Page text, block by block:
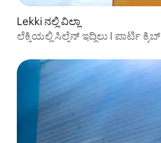
Lekki ನಲ್ಲಿ ವಿಲ್ಲಾ
ಲೆಕ್ಕಿಯಲ್ಲಿ ಸಿಲ್ಕೆನ್ ಇದ್ದಿಲು I ಪಾರ್ಟಿ ಕ್ರಿಬ್